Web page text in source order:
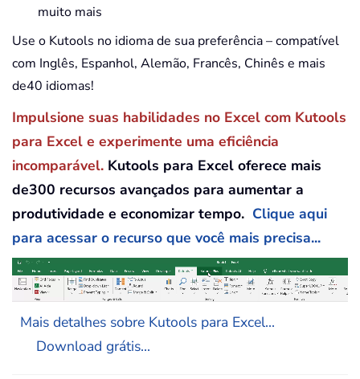
muito mais
Use o Kutools no idioma de sua preferência – compatível
com Inglês, Espanhol, Alemão, Francês, Chinês e mais
de40 idiomas!
Impulsione suas habilidades no Excel com Kutools
para Excel e experimente uma eficiência
incomparável. Kutools para Excel oferece mais
de300 recursos avançados para aumentar a
produtividade e economizar tempo. Clique aqui
para acessar o recurso que você mais precisa...
Mais detalhes sobre Kutools para Excel...
Download grátis...